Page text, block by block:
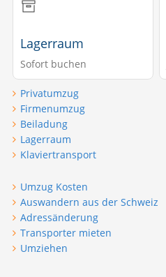
Lagerraum
Sofort buchen
Privatumzug
Firmenumzug
Beiladung
Lagerraum
Klaviertransport
Umzug Kosten
Auswandern aus der Schweiz
Adressänderung
Transporter mieten
Umziehen